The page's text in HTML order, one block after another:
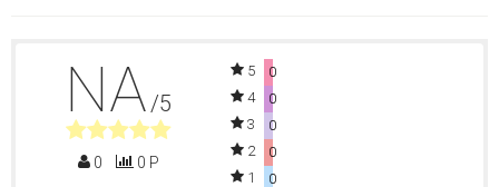
NA /5
0 0 P
5
0
4
0
3
0
2
0
1
0